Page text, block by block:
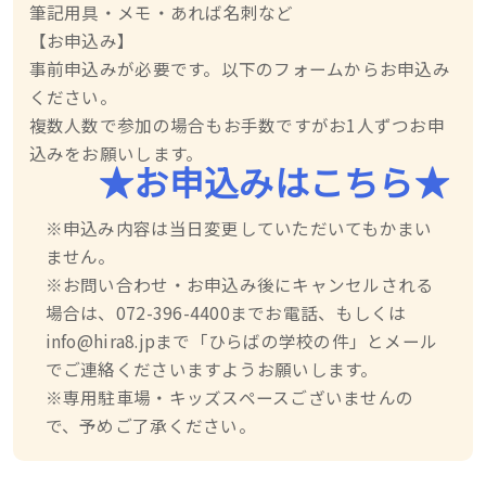
筆記用具・メモ・あれば名刺など
【お申込み】
事前申込みが必要です。以下のフォームからお申込み
ください。
複数人数で参加の場合もお手数ですがお1人ずつお申
込みをお願いします。
★お申込みはこちら★
※申込み内容は当日変更していただいてもかまい
ません。
※お問い合わせ・お申込み後にキャンセルされる
場合は、072-396-4400までお電話、もしくは
info@hira8.jpまで「ひらばの学校の件」とメール
でご連絡くださいますようお願いします。
※専用駐車場・キッズスペースございませんの
で、予めご了承ください。